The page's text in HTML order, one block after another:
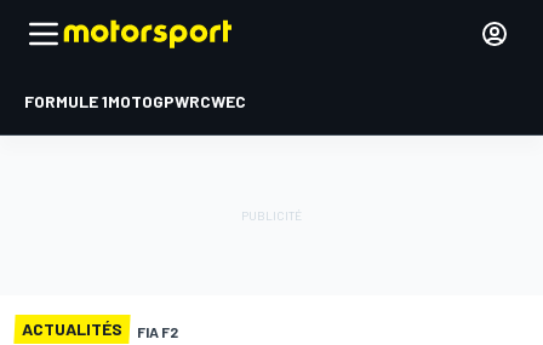
FORMULE 1MOTOGPWRCWEC
ACTUALITÉS FIA F2